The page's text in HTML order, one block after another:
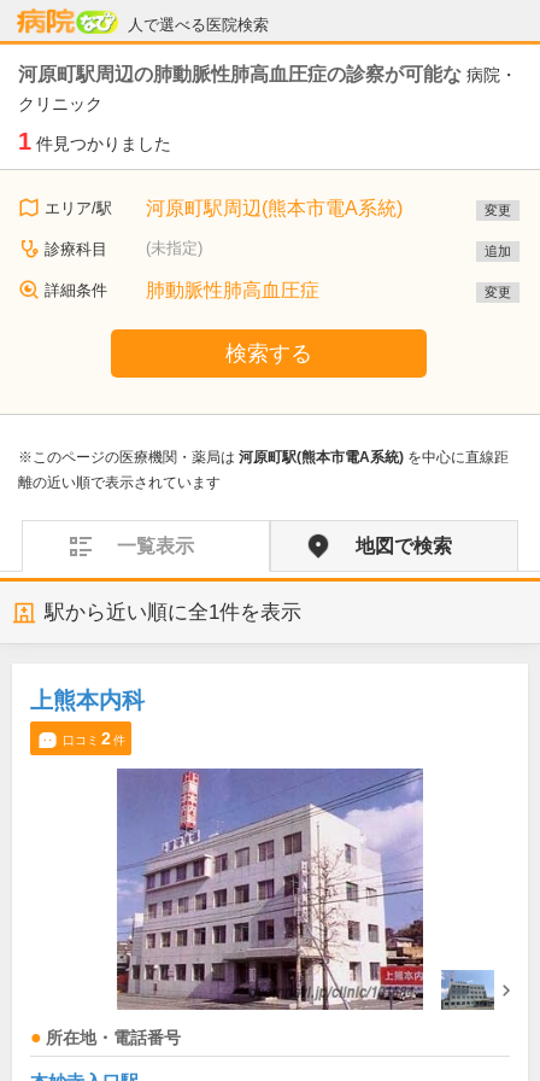
人で選べる医院検索
病院なび
河原町駅周辺の肺動脈性肺高血圧症の診察が可能な 病院・
クリニック
1 件見つかりました
エリア/駅 河原町駅周辺(熊本市電A系統) 変更
診療科目 (未指定) 追加
詳細条件 肺動脈性肺高血圧症 変更
検索する
※このページの医療機関・薬局は 河原町駅(熊本市電A系統) を中心に直線距
離の近い順で表示されています
一覧表示 地図で検索
駅から近い順に全1件を表示
上熊本内科
口コミ 2件
所在地・電話番号